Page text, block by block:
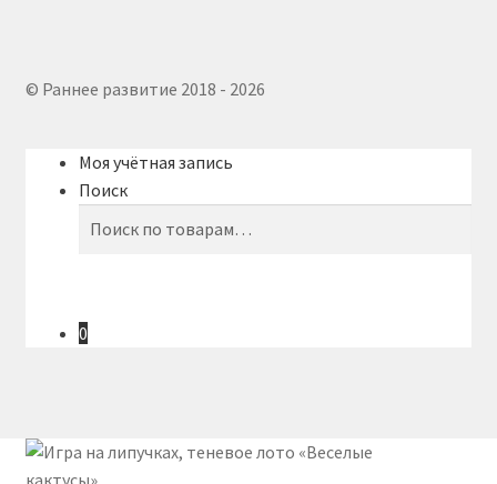
© Раннее развитие 2018 - 2026
Моя учётная запись
Поиск
0